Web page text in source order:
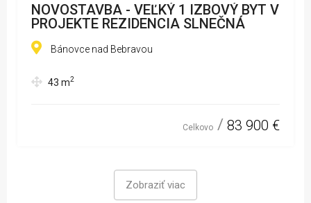
NOVOSTAVBA - VEĽKÝ 1 IZBOVÝ BYT V
PROJEKTE REZIDENCIA SLNEČNÁ
Bánovce nad Bebravou
43 m2
Celkovo 83 900 €
Zobraziť viac